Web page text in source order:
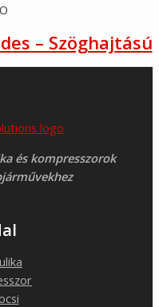
– Szöghajtású
és kompresszorok